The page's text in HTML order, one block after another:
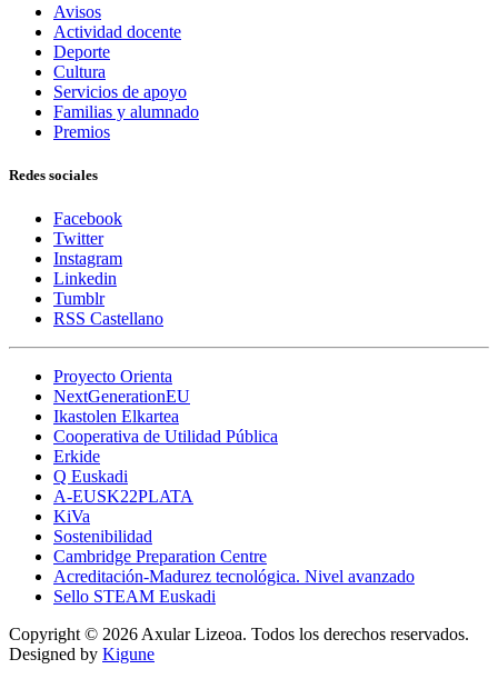
Avisos
Actividad docente
Deporte
Cultura
Servicios de apoyo
Familias y alumnado
Premios
Redes sociales
Facebook
Twitter
Instagram
Linkedin
Tumblr
RSS Castellano
Proyecto Orienta
NextGenerationEU
Ikastolen Elkartea
Cooperativa de Utilidad Pública
Erkide
Q Euskadi
A-EUSK22PLATA
KiVa
Sostenibilidad
Cambridge Preparation Centre
Acreditación-Madurez tecnológica. Nivel avanzado
Sello STEAM Euskadi
Copyright © 2026 Axular Lizeoa. Todos los derechos reservados.
Designed by Kigune